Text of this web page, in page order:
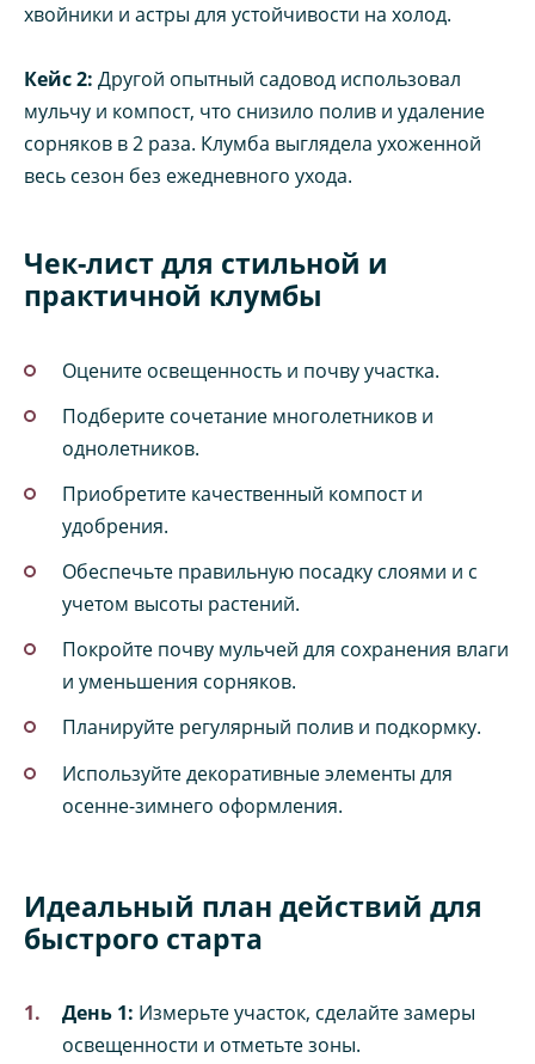
хвойники и астры для устойчивости на холод.
Кейс 2: Другой опытный садовод использовал
мульчу и компост, что снизило полив и удаление
сорняков в 2 раза. Клумба выглядела ухоженной
весь сезон без ежедневного ухода.
Чек-лист для стильной и
практичной клумбы
Оцените освещенность и почву участка.
Подберите сочетание многолетников и
однолетников.
Приобретите качественный компост и
удобрения.
Обеспечьте правильную посадку слоями и с
учетом высоты растений.
Покройте почву мульчей для сохранения влаги
и уменьшения сорняков.
Планируйте регулярный полив и подкормку.
Используйте декоративные элементы для
осенне-зимнего оформления.
Идеальный план действий для
быстрого старта
День 1: Измерьте участок, сделайте замеры
освещенности и отметьте зоны.